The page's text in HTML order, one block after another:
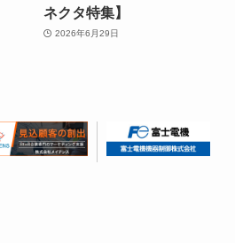
ネクタ特集】
2026年6月29日